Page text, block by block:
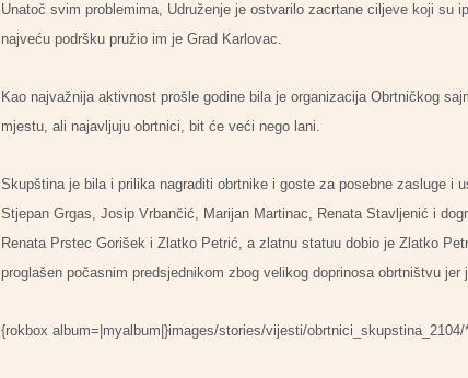
Unatoč svim problemima, Udruženje je ostvarilo zacrtane ciljeve koji su
najveću podršku pružio im je Grad Karlovac.
Kao najvažnija aktivnost prošle godine bila je organizacija Obrtničkog
mjestu, ali najavljuju obrtnici, bit će veći nego lani.
Skupština je bila i prilika nagraditi obrtnike i goste za posebne zasluge i
Stjepan Grgas, Josip Vrbančić, Marijan Martinac, Renata Stavljenić i
Renata Prstec Gorišek i Zlatko Petrić, a zlatnu statuu dobio je Zlatko
proglašen počasnim predsjednikom zbog velikog doprinosa obrtništvu
{rokbox album=|myalbum|}images/stories/vijesti/obrtnici_skupstina_2104/